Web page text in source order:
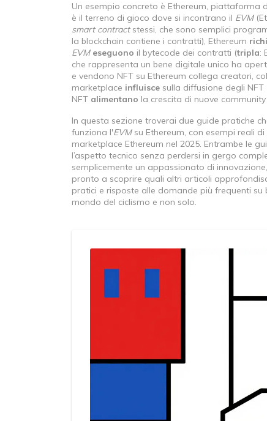
Un esempio concreto è Ethereum, piattaforma
è il terreno di gioco dove si incontrano il EVM
smart contractstessi, che sono semplici
la blockchain contiene i contratti), Ethereum
EVM eseguono il bytecode dei contratti (tripla:
che rappresenta un bene digitale unico ha
e vendono NFT su Ethereum collega creatori,
marketplace influisce sulla diffusione degli NFT
NFT alimentano la crescita di nuove
In questa sezione troverai due guide pratiche
funziona l'EVMsu Ethereum, con esempi reali
marketplace Ethereum nel 2025. Entrambe le
l’aspetto tecnico senza perdersi in gergo
semplicemente un appassionato di
pronto a scoprire quali altri articoli
pratici e risposte alle domande più frequenti su
mondo del ciclismo e non solo.